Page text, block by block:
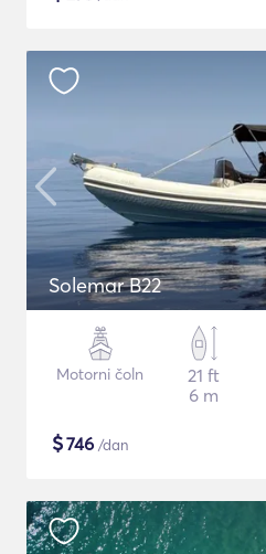
Solemar B22
Motorni čoln
21 ft
6 m
$746 /dan